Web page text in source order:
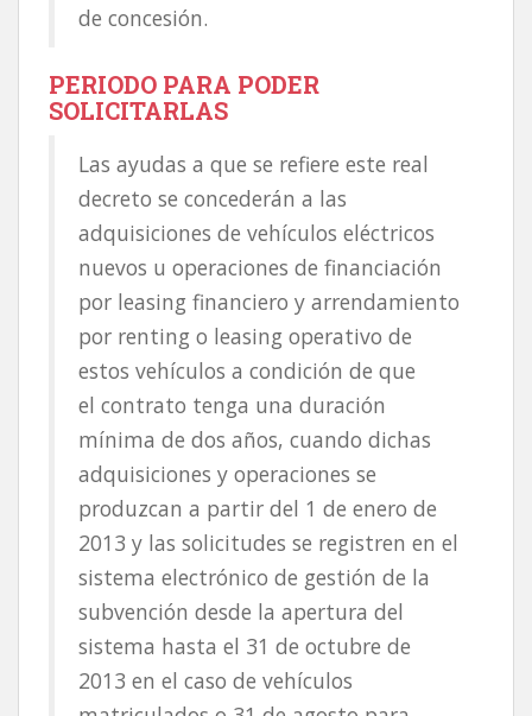
de concesión.
PERIODO PARA PODER
SOLICITARLAS
Las ayudas a que se refiere este real
decreto se concederán a las
adquisiciones de vehículos eléctricos
nuevos u operaciones de financiación
por leasing financiero y arrendamiento
por renting o leasing operativo de
estos vehículos a condición de que
el contrato tenga una duración
mínima de dos años, cuando dichas
adquisiciones y operaciones se
produzcan a partir del 1 de enero de
2013 y las solicitudes se registren en el
sistema electrónico de gestión de la
subvención desde la apertura del
sistema hasta el 31 de octubre de
2013 en el caso de vehículos